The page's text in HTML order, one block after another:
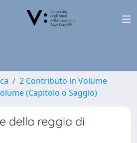
2 Contributo in Volume
(Capitolo o Saggio)
della reggia di